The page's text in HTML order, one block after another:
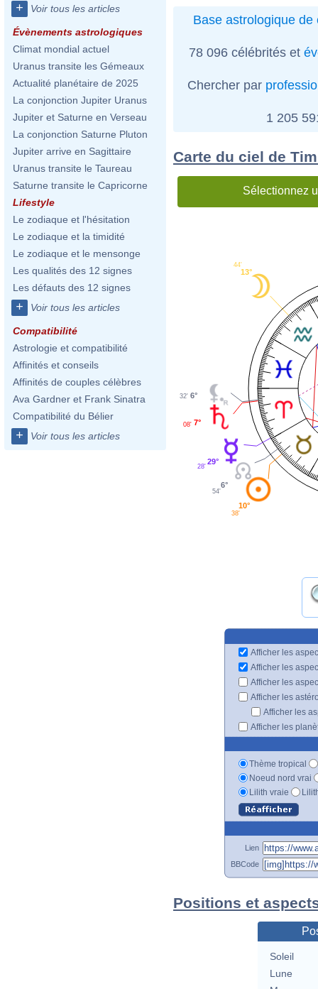
+ Voir tous les articles
Évènements astrologiques
Climat mondial actuel
Uranus transite les Gémeaux
Actualité planétaire de 2025
La conjonction Jupiter Uranus
Jupiter et Saturne en Verseau
La conjonction Saturne Pluton
Jupiter arrive en Sagittaire
Uranus transite le Taureau
Saturne transite le Capricorne
Lifestyle
Le zodiaque et l'hésitation
Le zodiaque et la timidité
Le zodiaque et le mensonge
Les qualités des 12 signes
Les défauts des 12 signes
+ Voir tous les articles
Compatibilité
Astrologie et compatibilité
Affinités et conseils
Affinités de couples célèbres
Ava Gardner et Frank Sinatra
Compatibilité du Bélier
+ Voir tous les articles
Base astrologique de
78 096 célébrités et
Chercher par
1 205
Carte du ciel de
Sélectionnez
13°
44'
6°
32'
7°
08'
29°
28'
6°
54'
10°
38'
Afficher les
Afficher les
Afficher les
Afficher les
Afficher les
Afficher les
Thème tropical
Noeud nord vrai
Lilith vraie
Lien
BBCode
Positions et
Soleil
Lune